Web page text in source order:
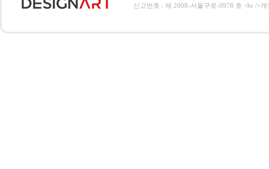
신고번호 : 제 2008-서울구로-0978 호 <br />